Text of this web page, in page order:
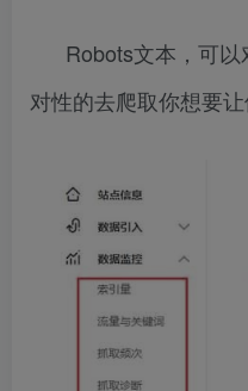
Robots文本，可
对性的去爬取你想要让